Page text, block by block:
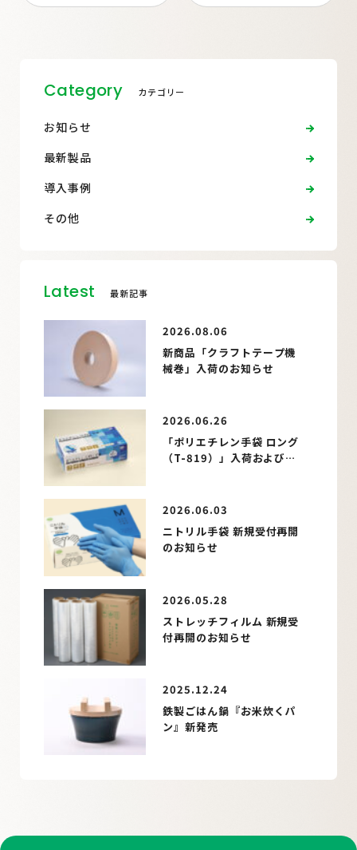
Category カテゴリー
お知らせ
最新製品
導入事例
その他
Latest 最新記事
2026.08.06
新商品「クラフトテープ機
械巻」入荷のお知らせ
2026.06.26
「ポリエチレン手袋 ロング
（T-819）」入荷およびパ
2026.06.03
ニトリル手袋 新規受付再開
のお知らせ
2026.05.28
ストレッチフィルム 新規受
付再開のお知らせ
2025.12.24
鉄製ごはん鍋『お米炊くパ
ン』新発売